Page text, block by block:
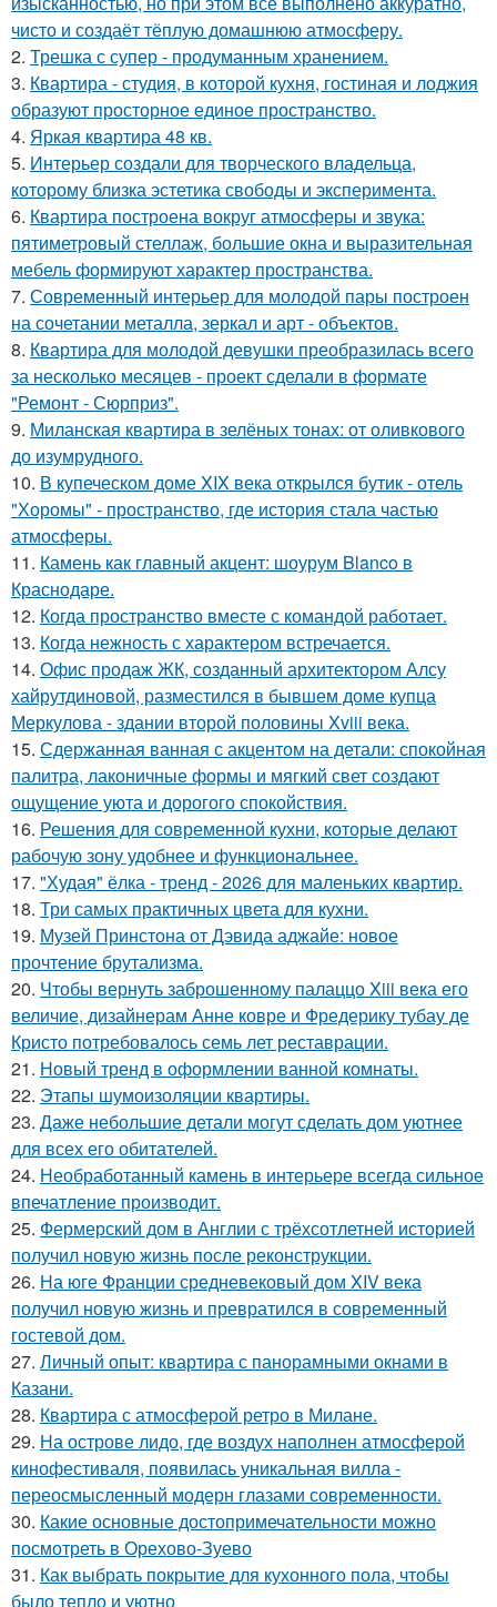
чисто и создаёт тёплую домашнюю атмосферу.
2. Трешка с супер - продуманным хранением.
3. Квартира - студия, в которой кухня, гостиная и лоджия
образуют просторное единое пространство.
4. Яркая квартира 48 кв.
5. Интерьер создали для творческого владельца,
которому близка эстетика свободы и эксперимента.
6. Квартира построена вокруг атмосферы и звука:
пятиметровый стеллаж, большие окна и выразительная
мебель формируют характер пространства.
7. Современный интерьер для молодой пары построен
на сочетании металла, зеркал и арт - объектов.
8. Квартира для молодой девушки преобразилась всего
за несколько месяцев - проект сделали в формате
"Ремонт - Сюрприз".
9. Миланская квартира в зелёных тонах: от оливкового
до изумрудного.
10. В купеческом доме XIX века открылся бутик - отель
"Хоромы" - пространство, где история стала частью
атмосферы.
11. Камень как главный акцент: шоурум Blanco в
Краснодаре.
12. Когда пространство вместе с командой работает.
13. Когда нежность с характером встречается.
14. Офис продаж ЖК, созданный архитектором Алсу
хайрутдиновой, разместился в бывшем доме купца
Меркулова - здании второй половины Xviii века.
15. Сдержанная ванная с акцентом на детали: спокойная
палитра, лаконичные формы и мягкий свет создают
ощущение уюта и дорогого спокойствия.
16. Решения для современной кухни, которые делают
рабочую зону удобнее и функциональнее.
17. "Худая" ёлка - тренд - 2026 для маленьких квартир.
18. Три самых практичных цвета для кухни.
19. Музей Принстона от Дэвида аджайе: новое
прочтение брутализма.
20. Чтобы вернуть заброшенному палаццо Xiii века его
величие, дизайнерам Анне ковре и Фредерику тубау де
Кристо потребовалось семь лет реставрации.
21. Новый тренд в оформлении ванной комнаты.
22. Этапы шумоизоляции квартиры.
23. Даже небольшие детали могут сделать дом уютнее
для всех его обитателей.
24. Необработанный камень в интерьере всегда сильное
впечатление производит.
25. Фермерский дом в Англии с трёхсотлетней историей
получил новую жизнь после реконструкции.
26. На юге Франции средневековый дом XIV века
получил новую жизнь и превратился в современный
гостевой дом.
27. Личный опыт: квартира с панорамными окнами в
Казани.
28. Квартира с атмосферой ретро в Милане.
29. На острове лидо, где воздух наполнен атмосферой
кинофестиваля, появилась уникальная вилла -
переосмысленный модерн глазами современности.
30. Какие основные достопримечательности можно
посмотреть в Орехово-Зуево
31. Как выбрать покрытие для кухонного пола, чтобы
было тепло и уютно